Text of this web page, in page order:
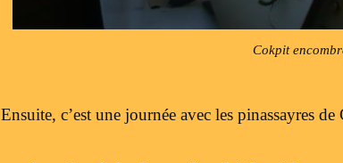
Cokpit
Ensuite, c’est une journée avec les pinassayres de